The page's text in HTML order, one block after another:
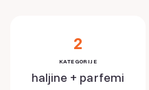
2
KATEGORIJE
haljine + parfemi